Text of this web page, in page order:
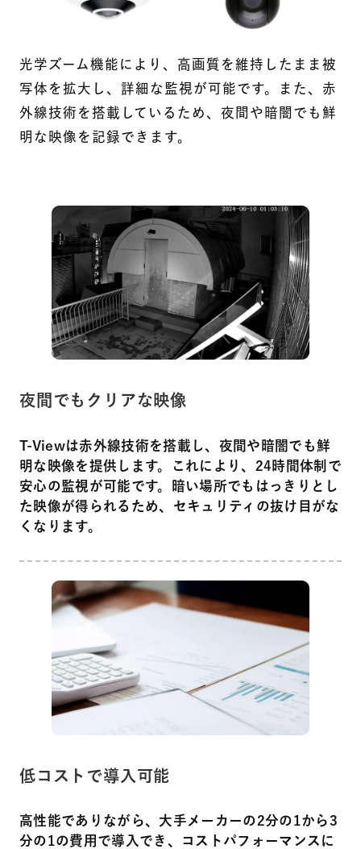
光学ズーム機能により、高画質を維持したまま被
写体を拡大し、詳細な監視が可能です。また、赤
外線技術を搭載しているため、夜間や暗闇でも鮮
明な映像を記録できます。
夜間でもクリアな映像
T-Viewは赤外線技術を搭載し、夜間や暗闇でも鮮
明な映像を提供します。これにより、24時間体制で
安心の監視が可能です。暗い場所でもはっきりとし
た映像が得られるため、セキュリティの抜け目がな
くなります。
低コストで導入可能
高性能でありながら、大手メーカーの2分の1から3
分の1の費用で導入でき、コストパフォーマンスに